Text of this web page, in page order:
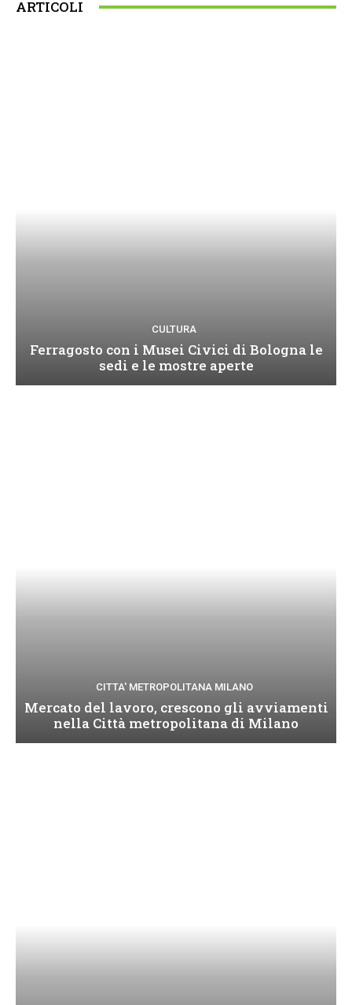
ARTICOLI
CULTURA
Ferragosto con i Musei Civici di Bologna le
sedi e le mostre aperte
CITTA' METROPOLITANA MILANO
Mercato del lavoro, crescono gli avviamenti
nella Città metropolitana di Milano